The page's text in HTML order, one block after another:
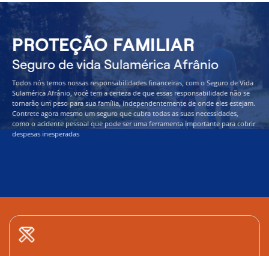
PROTEÇÃO FAMILIAR
Seguro de vida Sulamérica Afrânio
Todos nós temos nossas responsabilidades financeiras, com o Seguro de Vida
Sulamérica Afrânio, você tem a certeza de que essas responsabilidade não se
tornarão um peso para sua família, independentemente de onde eles estejam.
Contrete agora mesmo um seguro que cubra todas as suas necessidades,
como o acidente pessoal que pode ser uma ferramenta importante para cobrir
despesas inesperadas